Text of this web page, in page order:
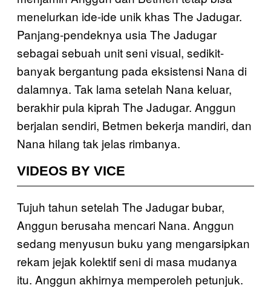
menelurkan ide-ide unik khas The Jadugar.
Panjang-pendeknya usia The Jadugar
sebagai sebuah unit seni visual, sedikit-
banyak bergantung pada eksistensi Nana di
dalamnya. Tak lama setelah Nana keluar,
berakhir pula kiprah The Jadugar. Anggun
berjalan sendiri, Betmen bekerja mandiri, dan
Nana hilang tak jelas rimbanya.
VIDEOS BY VICE
Tujuh tahun setelah The Jadugar bubar,
Anggun berusaha mencari Nana. Anggun
sedang menyusun buku yang mengarsipkan
rekam jejak kolektif seni di masa mudanya
itu. Anggun akhirnya memperoleh petunjuk.